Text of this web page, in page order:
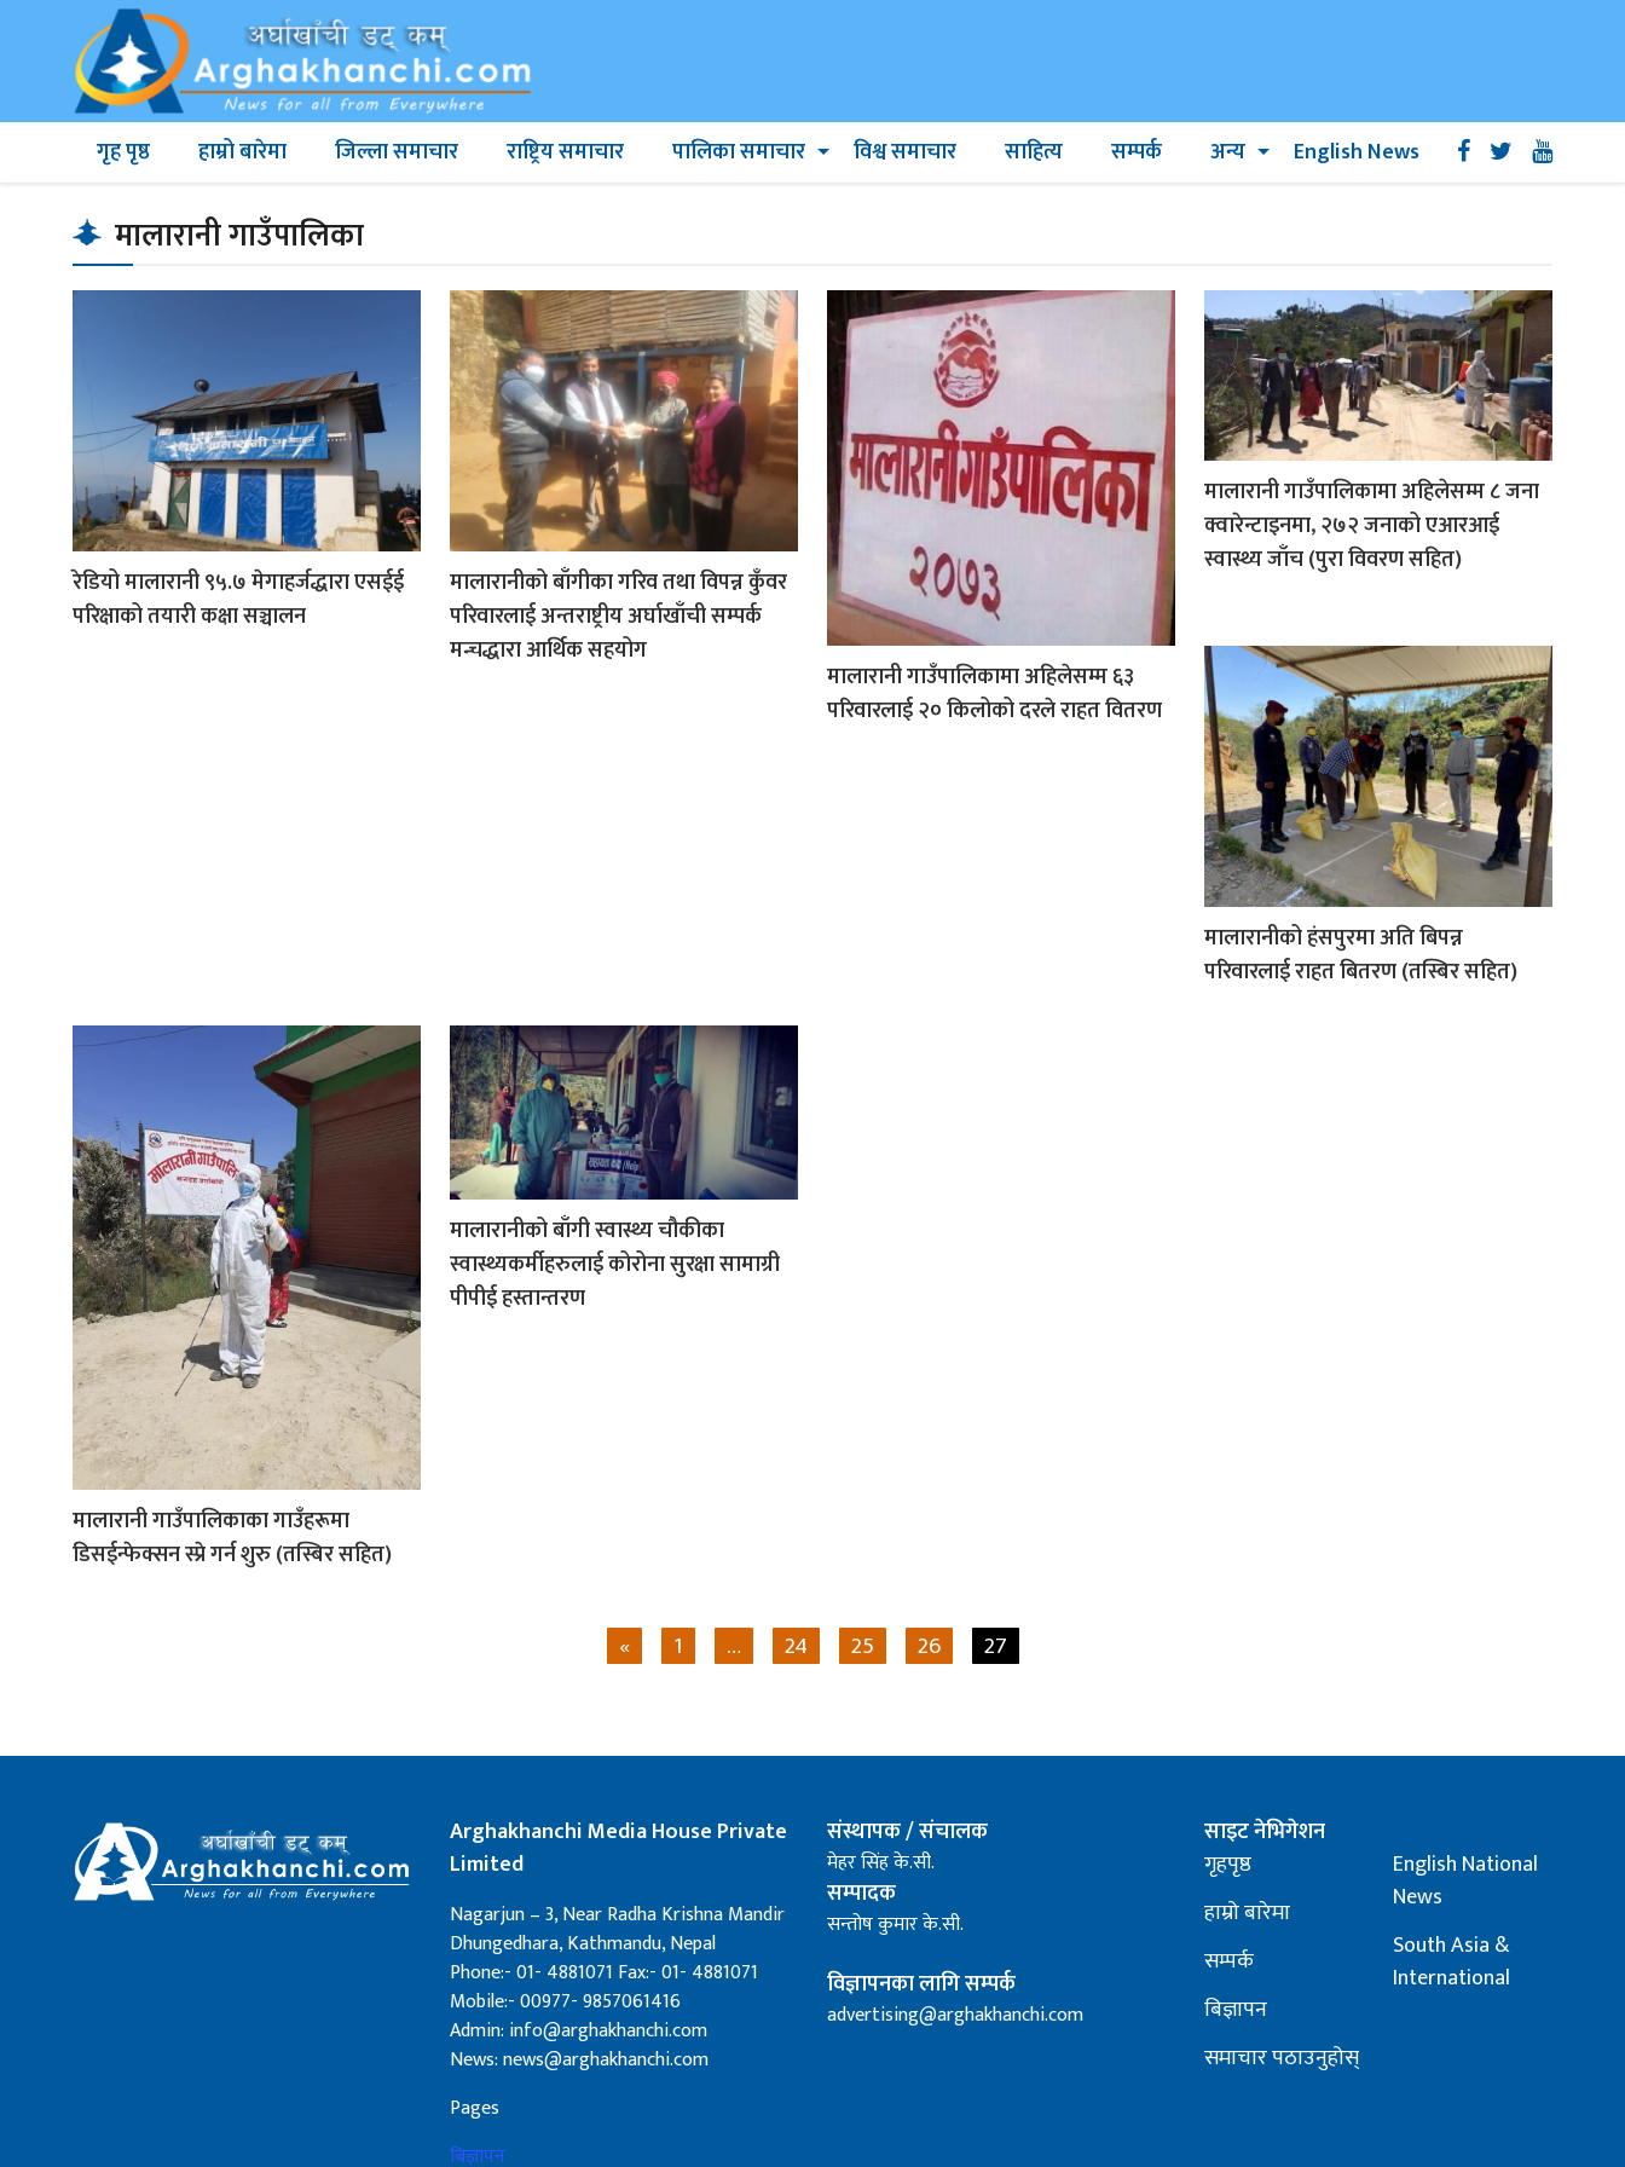
गृह पृष्ठ हाम्रो बारेमा जिल्ला समाचार राष्ट्रिय समाचार पालिका समाचार विश्व समाचार साहित्य सम्पर्क अन्य English News
मालारानी गाउँपालिका
रेडियो मालारानी ९५.७ मेगाहर्जद्धारा एसईई
परिक्षाको तयारी कक्षा सञ्चालन
मालारानीको बाँगीका गरिव तथा विपन्न कुँवर
परिवारलाई अन्तराष्ट्रीय अर्घाखाँची सम्पर्क
मन्चद्धारा आर्थिक सहयोग
मालारानी गाउँपालिकामा अहिलेसम्म ६३
परिवारलाई २० किलोको दरले राहत वितरण
मालारानी गाउँपालिकामा अहिलेसम्म ८ जना
क्वारेन्टाइनमा, २७२ जनाको एआरआई
स्वास्थ्य जाँच (पुरा विवरण सहित)
मालारानीको हंसपुरमा अति बिपन्न
परिवारलाई राहत बितरण (तस्बिर सहित)
मालारानी गाउँपालिकाका गाउँहरूमा
डिसईन्फेक्सन स्प्रे गर्न शुरु (तस्बिर सहित)
मालारानीको बाँगी स्वास्थ्य चौकीका
स्वास्थ्यकर्मीहरुलाई कोरोना सुरक्षा सामाग्री
पीपीई हस्तान्तरण
« 1 … 24 25 26 27
Arghakhanchi Media House Private
Limited
Nagarjun – 3, Near Radha Krishna Mandir
Dhungedhara, Kathmandu, Nepal
Phone:- 01- 4881071 Fax:- 01- 4881071
Mobile:- 00977- 9857061416
Admin: info@arghakhanchi.com
News: news@arghakhanchi.com
Pages
बिज्ञापन
संस्थापक / संचालक
मेहर सिंह के.सी.
सम्पादक
सन्तोष कुमार के.सी.
विज्ञापनका लागि सम्पर्क
advertising@arghakhanchi.com
साइट नेभिगेशन
गृहपृष्ठ
हाम्रो बारेमा
सम्पर्क
बिज्ञापन
समाचार पठाउनुहोस्
English National
News
South Asia &
International